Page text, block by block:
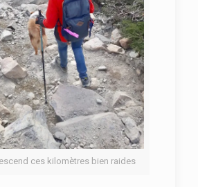
ces kilomètres bien raides